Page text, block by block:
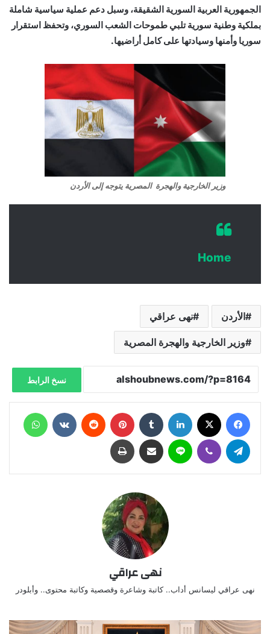
الجمهورية العربية السورية الشقيقة، وسبل دعم عملية سياسية شاملة
بملكية وطنية سورية تلبي طموحات الشعب السوري، وتحفظ استقرار
سوريا وأمنها وسيادتها على كامل أراضيها.
وزير الخارجية والهجرة المصرية يتوجه إلى الأردن
Home
الأردن نهى عراقي
وزير الخارجية والهجرة المصرية
نسخ الرابط
نهى عراقي
نهى عراقي ليسانس أداب.. كاتبة وشاعرة وقصصية وكاتبة محتوى.. وأبلودر